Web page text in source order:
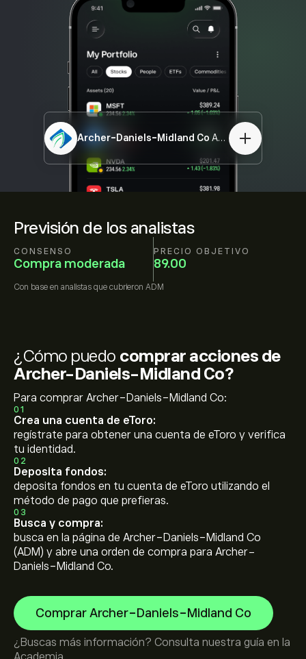
Previsión de los analistas
CONSENSO
Compra moderada
PRECIO OBJETIVO
89.00
Con base en analistas que cubrieron ADM
Archer-Daniels-Midland Co ADM
¿Cómo puedo comprar acciones de
Archer-Daniels-Midland Co?
Para comprar Archer-Daniels-Midland Co:
01
Crea una cuenta de eToro:
regístrate para obtener una cuenta de eToro y verifica
tu identidad.
02
Deposita fondos:
deposita fondos en tu cuenta de eToro utilizando el
método de pago que prefieras.
03
Busca y compra:
busca en la página de Archer-Daniels-Midland Co
(ADM) y abre una orden de compra para Archer-
Daniels-Midland Co.
Comprar Archer-Daniels-Midland Co
¿Buscas más información? Consulta nuestra guía en la